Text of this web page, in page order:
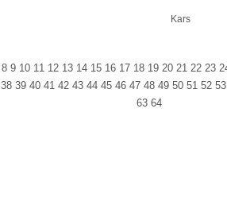
Kars
8 9 10 11 12 13 14 15 16 17 18 19 20 21 22 23
38 39 40 41 42 43 44 45 46 47 48 49 50 51 52 53
63 64